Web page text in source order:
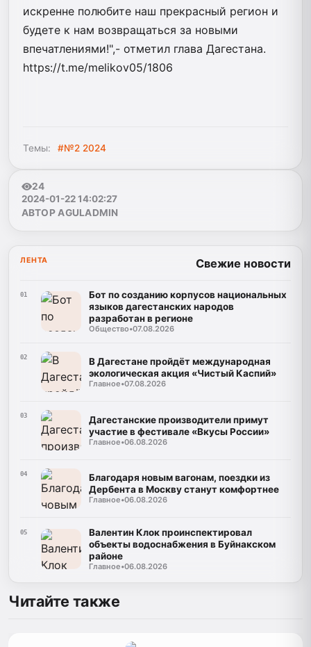
искренне полюбите наш прекрасный регион и
будете к нам возвращаться за новыми
впечатлениями!",- отметил глава Дагестана.
https://t.me/melikov05/1806
Темы: #№2 2024
24
2024-01-22 14:02:27
АВТОР AGULADMIN
ЛЕНТА Свежие новости
01
Бот по созданию корпусов национальных
языков дагестанских народов
разработан в регионе
Общество•07.08.2026
02
В Дагестане пройдёт международная
экологическая акция «Чистый Каспий»
Главное•07.08.2026
03
Дагестанские производители примут
участие в фестивале «Вкусы России»
Главное•06.08.2026
04
Благодаря новым вагонам, поездки из
Дербента в Москву станут комфортнее
Главное•06.08.2026
05
Валентин Клок проинспектировал
объекты водоснабжения в Буйнакском
районе
Главное•06.08.2026
Читайте также